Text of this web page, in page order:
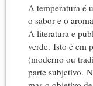
A temperatura é
o sabor e o
A literatura e
verde. Isto é em
(moderno ou
parte subjetivo.